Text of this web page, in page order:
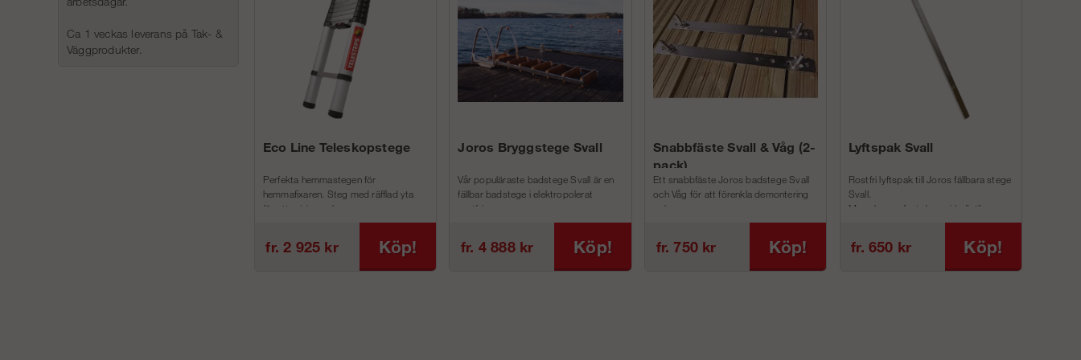
Ca 1 veckas leverans på Tak- &
Väggprodukter.
Eco Line Teleskopstege
Perfekta hemmastegen för
hemmafixaren. Steg med räfflad yta
för att minimera h...
fr. 2 925 kr Köp!
Joros Bryggstege Svall
Vår populäraste badstege Svall är en
fällbar badstege i elektropolerat
rostfri...
fr. 4 888 kr Köp!
Snabbfäste Svall & Våg (2-
pack)
Ett snabbfäste Joros badstege Svall
och Våg för att förenkla demontering
och m...
fr. 750 kr Köp!
Lyftspak Svall
Rostfri lyftspak till Joros fällbara stege
Svall.
Man skruvar fast denna i befintliga
fr. 650 kr Köp!